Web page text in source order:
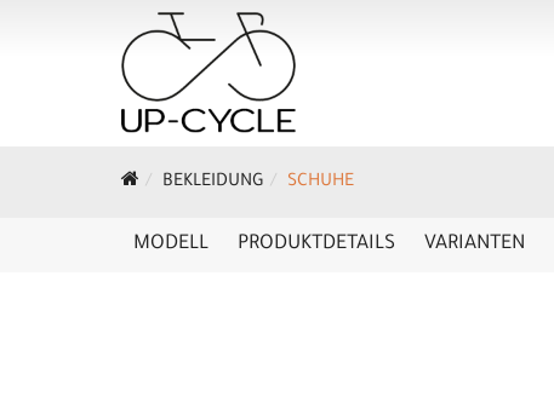
BEKLEIDUNG SCHUHE
MODELL PRODUKTDETAILS VARIANTEN